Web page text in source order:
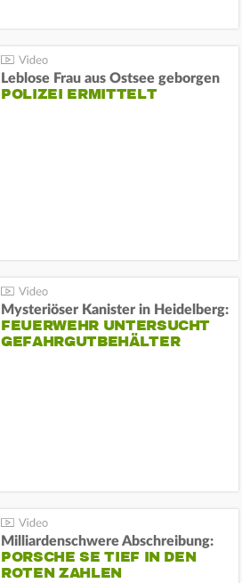
Leblose Frau aus Ostsee geborgen
POLIZEI ERMITTELT
Mysteriöser Kanister in Heidelberg:
FEUERWEHR UNTERSUCHT
GEFAHRGUTBEHÄLTER
Milliardenschwere Abschreibung:
PORSCHE SE TIEF IN DEN
ROTEN ZAHLEN